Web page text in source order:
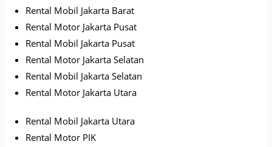
Rental Mobil Jakarta Barat
Rental Motor Jakarta Pusat
Rental Mobil Jakarta Pusat
Rental Motor Jakarta Selatan
Rental Mobil Jakarta Selatan
Rental Motor Jakarta Utara
Rental Mobil Jakarta Utara
Rental Motor PIK